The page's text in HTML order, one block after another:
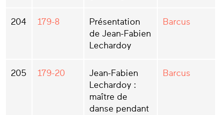
204 179-8
Présentation
de Jean-Fabien
Lechardoy
Barcus
205 179-20
Jean-Fabien
Lechardoy :
maître de
danse pendant
Barcus